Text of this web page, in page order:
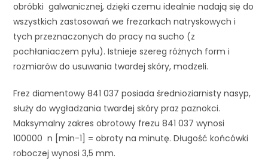
obróbki galwanicznej, dzięki czemu idealnie nadają się do
wszystkich zastosowań we frezarkach natryskowych i
tych przeznaczonych do pracy na sucho (z
pochłaniaczem pyłu). Istnieje szereg różnych form i
rozmiarów do usuwania twardej skóry, modzeli.
Frez diamentowy 841 037 posiada średnioziarnisty nasyp,
służy do wygładzania twardej skóry praz paznokci.
Maksymalny zakres obrotowy frezu 841 037 wynosi
100000 n [min-1] = obroty na minutę. Długość końcówki
roboczej wynosi 3,5 mm.